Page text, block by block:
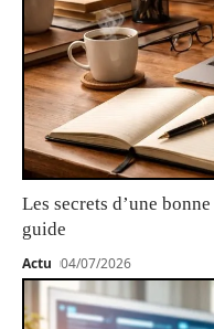
Les secrets d’une
guide
Actu 04/07/2026